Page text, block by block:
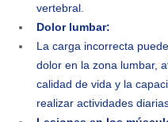
vertebral.
Dolor lumbar:
La carga incorrecta
dolor en la zona lumbar,
calidad de vida y la
realizar actividades